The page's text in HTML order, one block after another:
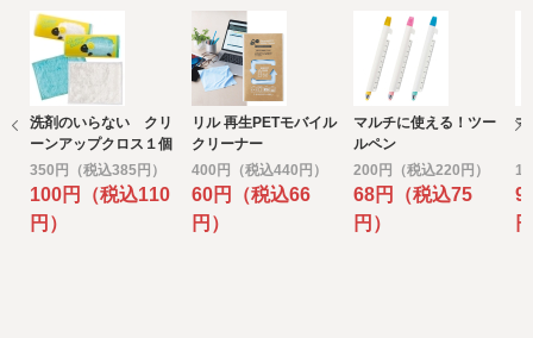
(https://www.ppc.go.jp/)では、各国における個人情報保護
制度に関する情報について掲載されています。
お客様が未成年の場合、親権者または後見人の承諾を得た
上で、本サービスを利用するものとします。
e) 個人情報の取扱いの委託について
取得した個人情報の取扱いの全部又は、一部を委託するこ
とがあります。
その場合には、当社において最善の考慮を行います。
洗剤のいらない クリ
ーンアップクロス１個
350円（税込385円）
100円（税込110
円）
リル 再生PETモバイル
クリーナー
400円（税込440円）
60円（税込66
円）
マルチに使える！ツー
ルペン
200円（税込220円）
68円（税込75
円）